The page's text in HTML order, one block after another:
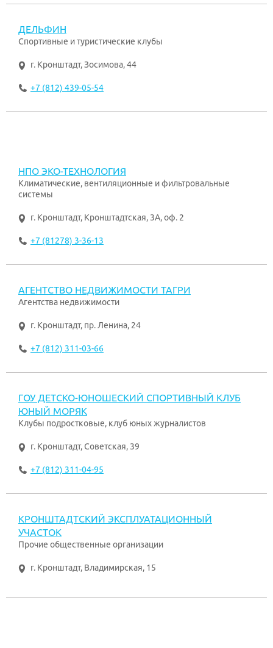
ДЕЛЬФИН
Спортивные и туристические клубы
г. Кронштадт,Зосимова, 44
+7 (812) 439-05-54
НПО ЭКО-ТЕХНОЛОГИЯ
Климатические, вентиляционные и фильтровальные
системы
г. Кронштадт, Кронштадтская, 3А, оф. 2
+7 (81278) 3-36-13
АГЕНТСТВО НЕДВИЖИМОСТИ ТАГРИ
Агентства недвижимости
г. Кронштадт, пр. Ленина, 24
+7 (812) 311-03-66
ГОУ ДЕТСКО-ЮНОШЕСКИЙ СПОРТИВНЫЙ КЛУБ
ЮНЫЙ МОРЯК
Клубы подростковые, клуб юных журналистов
г. Кронштадт, Советская, 39
+7 (812) 311-04-95
КРОНШТАДТСКИЙ ЭКСПЛУАТАЦИОННЫЙ
УЧАСТОК
Прочие общественные организации
г. Кронштадт, Владимирская, 15